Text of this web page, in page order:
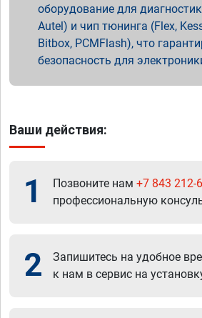
оборудование для
Autel) и чип тюнинга (Flex,
Bitbox, PCMFlash), что
безопасность для
Ваши действия:
1 Позвоните нам +7 843 212-
профессиональную
2
Запишитесь на удобное
к нам в сервис на